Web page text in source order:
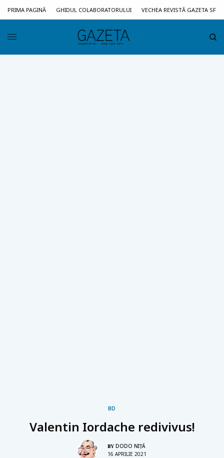
PRIMA PAGINĂ GHIDUL COLABORATORULUI VECHEA REVISTĂ GAZETA SF
BD
Valentin Iordache redivivus!
BY DODO NIŢĂ
16 APRILIE 2021